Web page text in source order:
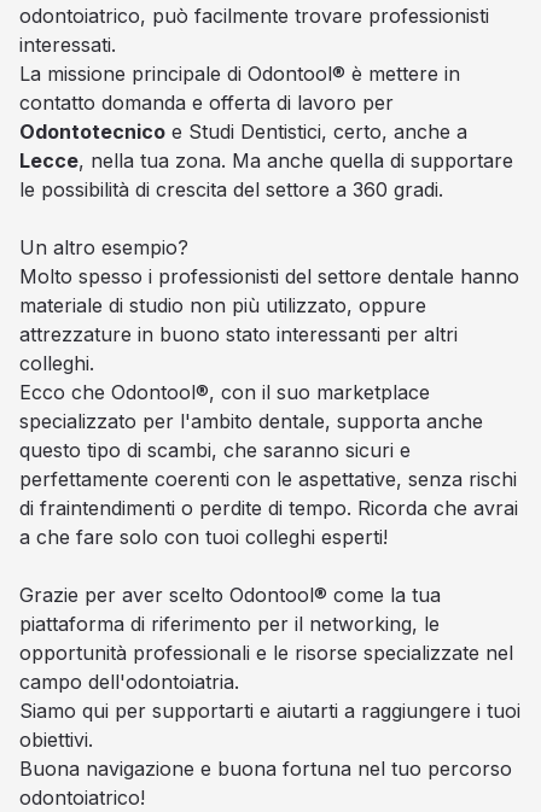
odontoiatrico, può facilmente trovare professionisti
interessati.
La missione principale di Odontool® è mettere in
contatto domanda e offerta di lavoro per
Odontotecnico e Studi Dentistici, certo, anche a
Lecce, nella tua zona. Ma anche quella di supportare
le possibilità di crescita del settore a 360 gradi.
Un altro esempio?
Molto spesso i professionisti del settore dentale hanno
materiale di studio non più utilizzato, oppure
attrezzature in buono stato interessanti per altri
colleghi.
Ecco che Odontool®, con il suo marketplace
specializzato per l'ambito dentale, supporta anche
questo tipo di scambi, che saranno sicuri e
perfettamente coerenti con le aspettative, senza rischi
di fraintendimenti o perdite di tempo. Ricorda che avrai
a che fare solo con tuoi colleghi esperti!
Grazie per aver scelto Odontool® come la tua
piattaforma di riferimento per il networking, le
opportunità professionali e le risorse specializzate nel
campo dell'odontoiatria.
Siamo qui per supportarti e aiutarti a raggiungere i tuoi
obiettivi.
Buona navigazione e buona fortuna nel tuo percorso
odontoiatrico!